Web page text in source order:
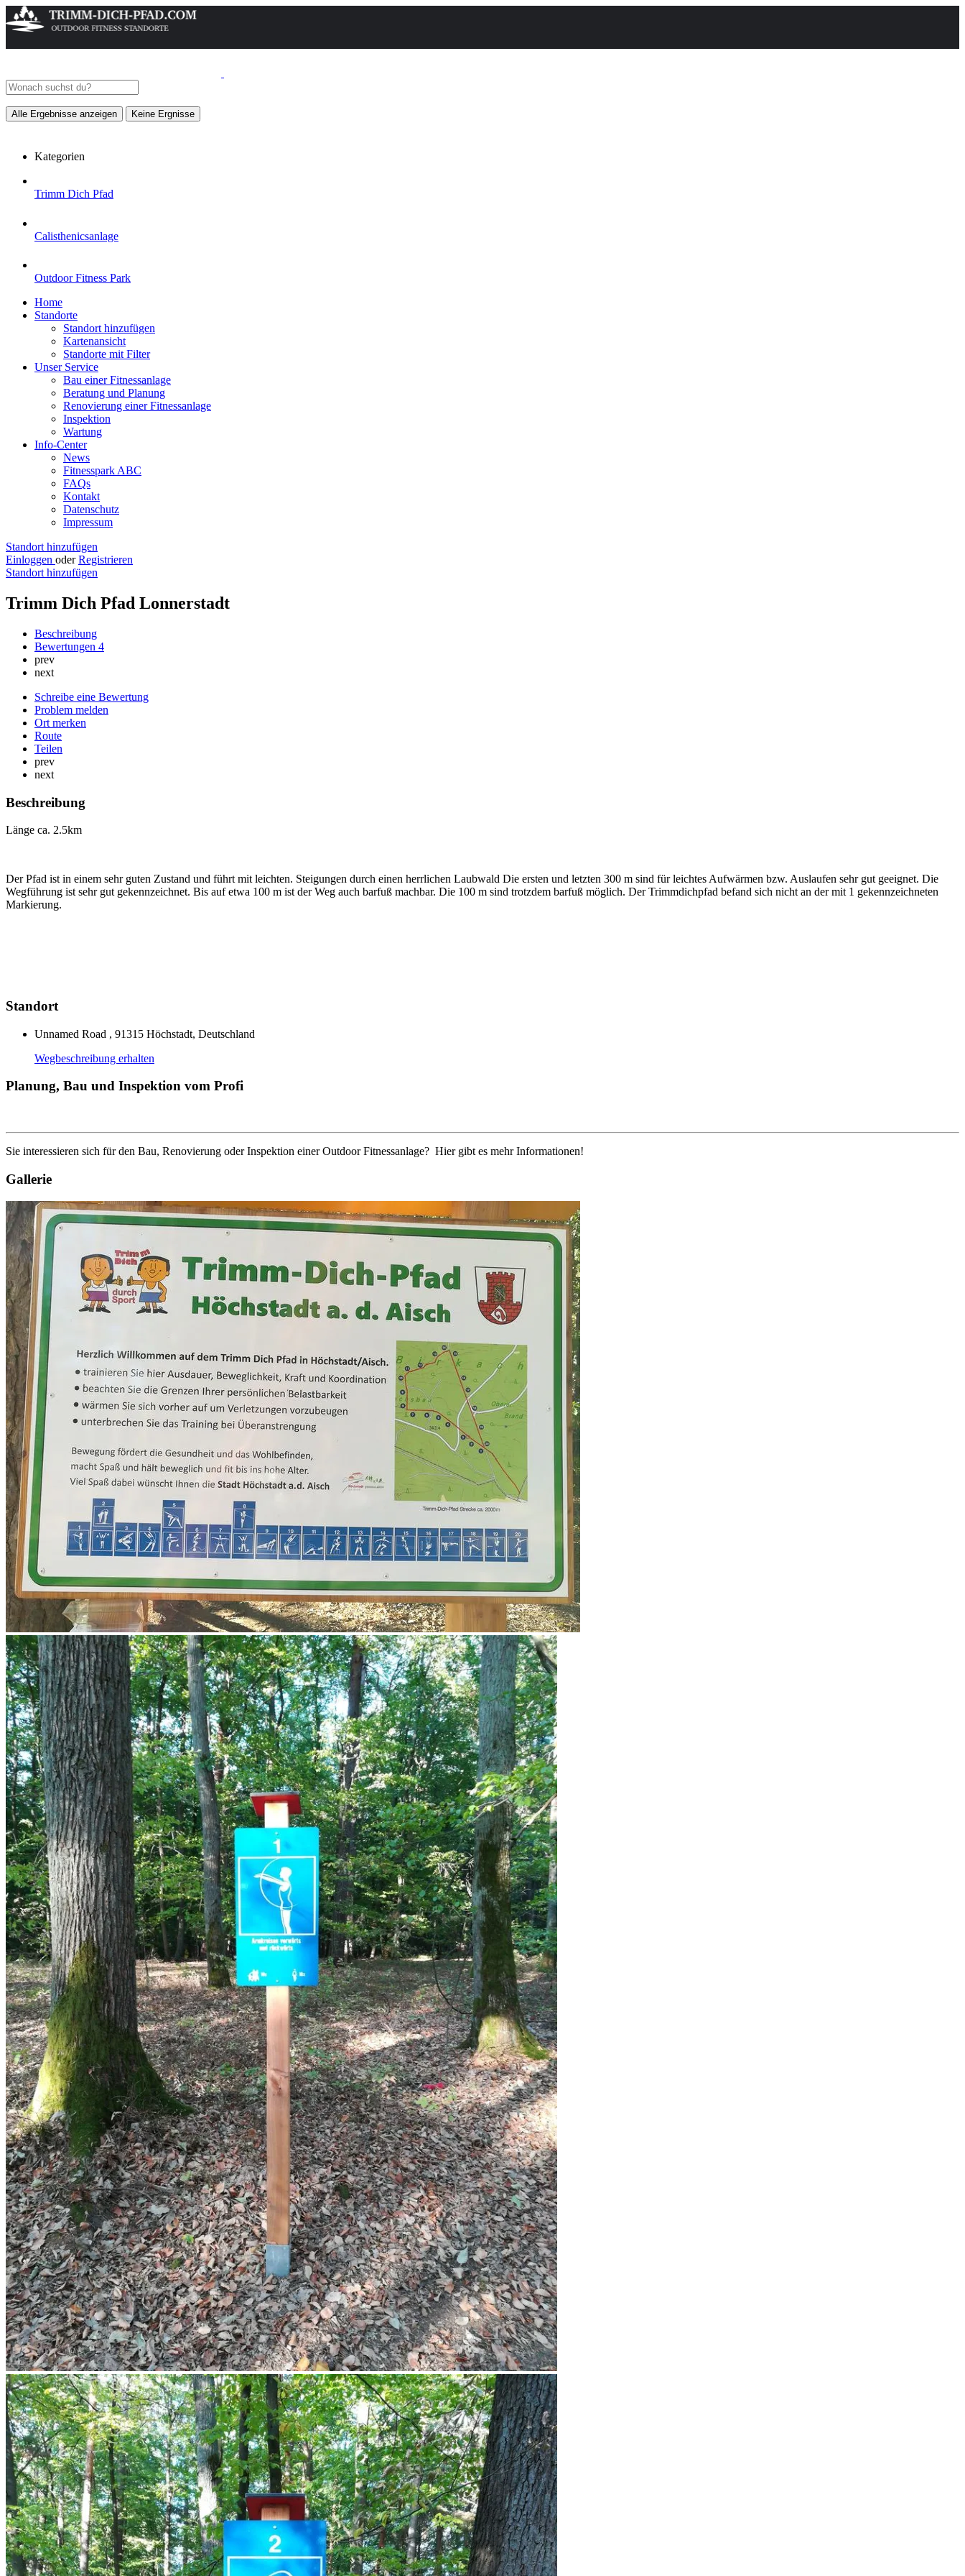
Alle Ergebnisse anzeigen Keine Ergnisse
Kategorien
Trimm Dich Pfad
Calisthenicsanlage
Outdoor Fitness Park
Home
Standorte
Standort hinzufügen
Kartenansicht
Standorte mit Filter
Unser Service
Bau einer Fitnessanlage
Beratung und Planung
Renovierung einer Fitnessanlage
Inspektion
Wartung
Info-Center
News
Fitnesspark ABC
FAQs
Kontakt
Datenschutz
Impressum
Standort hinzufügen
Einloggen oder Registrieren
Standort hinzufügen
Trimm Dich Pfad Lonnerstadt
Beschreibung
Bewertungen 4
prev
next
Schreibe eine Bewertung
Problem melden
Ort merken
Route
Teilen
prev
next
Beschreibung
Länge ca. 2.5km
Der Pfad ist in einem sehr guten Zustand und führt mit leichten. Steigungen durch einen herrlichen Laubwald Die ersten und letzten 300 m sind für leichtes Aufwärmen bzw. Auslaufen sehr gut geeignet. Die
Wegführung ist sehr gut gekennzeichnet. Bis auf etwa 100 m ist der Weg auch barfuß machbar. Die 100 m sind trotzdem barfuß möglich. Der Trimmdichpfad befand sich nicht an der mit 1 gekennzeichneten
Markierung.
Standort
Unnamed Road , 91315 Höchstadt, Deutschland
Wegbeschreibung erhalten
Planung, Bau und Inspektion vom Profi
Sie interessieren sich für den Bau, Renovierung oder Inspektion einer Outdoor Fitnessanlage? Hier gibt es mehr Informationen!
Gallerie